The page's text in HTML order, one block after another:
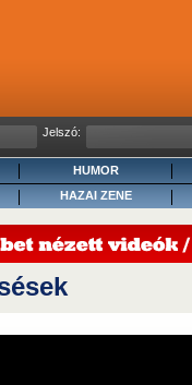
Jelszó:
HUMOR
HAZAI ZENE